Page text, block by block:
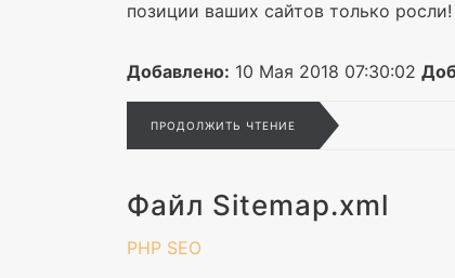
позиции ваших сайтов только
Добавлено: 10 Мая 2018 07:30:02
ПРОДОЛЖИТЬ ЧТЕНИЕ
Файл Sitemap.xml
PHP SEO